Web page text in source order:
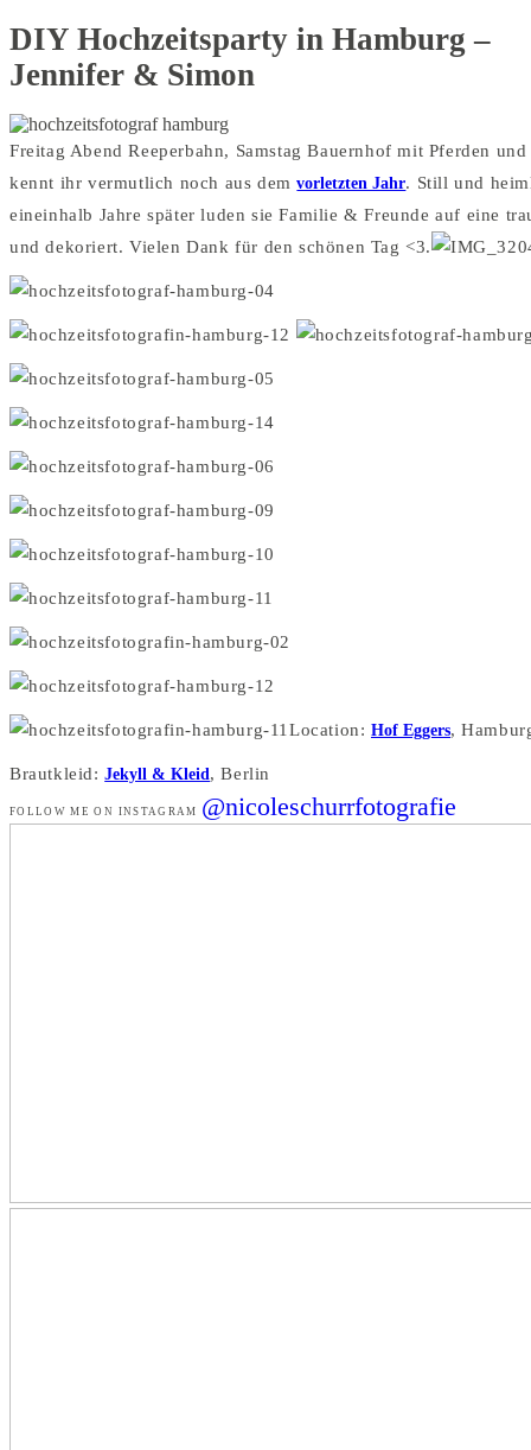
DIY Hochzeitsparty in Hamburg –
Jennifer & Simon
Freitag Abend Reeperbahn, Samstag Bauernhof mit Pferden
kennt ihr vermutlich noch aus demvorletzten Jahr. Still und
eineinhalb Jahre später luden sie Familie & Freunde auf eine
und dekoriert. Vielen Dank für den schönen Tag <3.
Location: Hof Eggers,
Brautkleid:Jekyll & Kleid, Berlin
FOLLOW ME ON INSTAGRAM @nicoleschurrfotografie